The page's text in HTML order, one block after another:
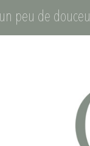
peu de